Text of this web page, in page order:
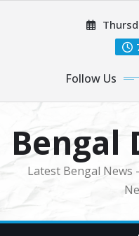
Follow Us
Bengal
Latest Bengal News